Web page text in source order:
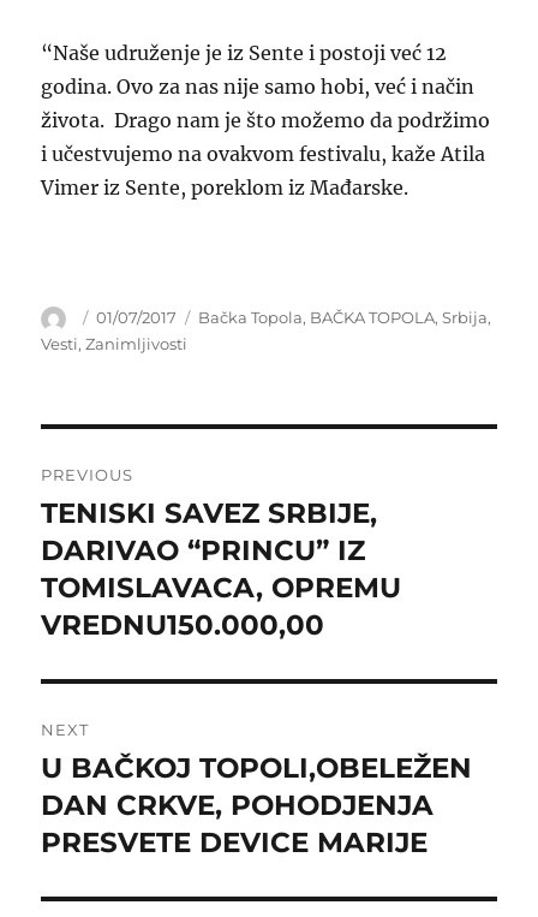
“Naše udruženje je iz Sente i postoji već 12
godina. Ovo za nas nije samo hobi, već i način
života. Drago nam je što možemo da podržimo
i učestvujemo na ovakvom festivalu, kaže Atila
Vimer iz Sente, poreklom iz Mađarske.
Author
Posted
on
01/07/2017 Categories
Bačka Topola, BAČKA TOPOLA,Srbija,
Vesti,Zanimljivosti
navigation
PREVIOUS
Previous
post:
TENISKI SAVEZ SRBIJE,
DARIVAO “PRINCU” IZ
TOMISLAVACA, OPREMU
VREDNU150.000,00
NEXT
Next
post:
U BAČKOJ TOPOLI,OBELEŽEN
DAN CRKVE, POHODJENJA
PRESVETE DEVICE MARIJE